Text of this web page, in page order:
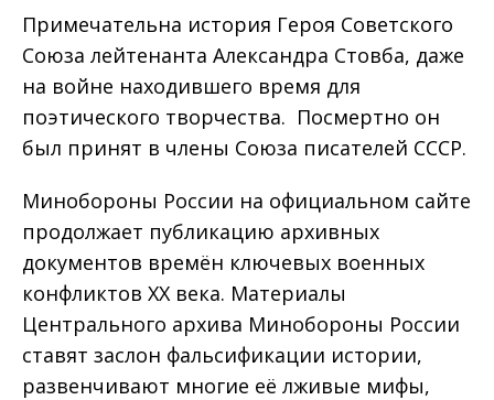
Примечательна история Героя Советского
Союза лейтенанта Александра Стовба, даже
на войне находившего время для
поэтического творчества. Посмертно он
был принят в члены Союза писателей СССР.
Минобороны России на официальном сайте
продолжает публикацию архивных
документов времён ключевых военных
конфликтов ХХ века. Материалы
Центрального архива Минобороны России
ставят заслон фальсификации истории,
развенчивают многие её лживые мифы,